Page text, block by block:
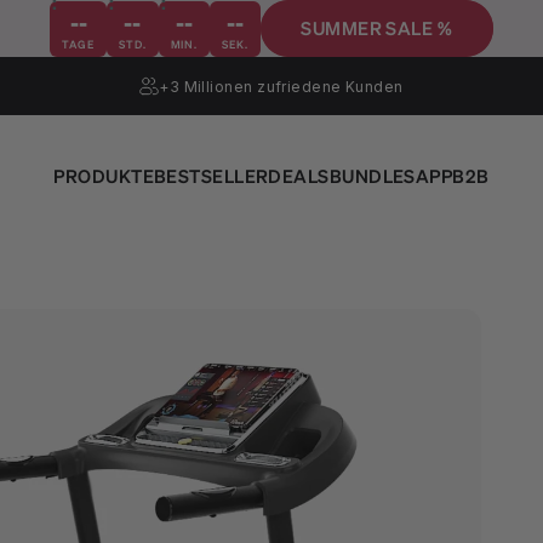
--
TAGE
--
STD.
--
MIN.
--
SEK.
SUMMER SALE %
+3 Millionen zufriedene Kunden
PRODUKTEBESTSELLERDEALSBUNDLESAPPB2B